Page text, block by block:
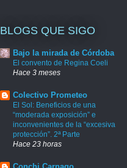
BLOGS QUE SIGO
Bajo la mirada de Córdoba
El convento de Regina Coeli
Hace 3 meses
Colectivo Prometeo
El Sol: Beneficios de una
“moderada exposición” e
inconvenientes de la “excesiva
protección”. 2ª Parte
Hace 23 horas